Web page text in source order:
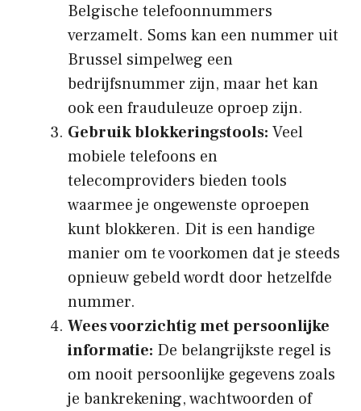
Belgische telefoonnummers
verzamelt. Soms kan een nummer uit
Brussel simpelweg een
bedrijfsnummer zijn, maar het kan
ook een frauduleuze oproep zijn.
Gebruik blokkeringstools: Veel
mobiele telefoons en
telecomproviders bieden tools
waarmee je ongewenste oproepen
kunt blokkeren. Dit is een handige
manier om te voorkomen dat je steeds
opnieuw gebeld wordt door hetzelfde
nummer.
Wees voorzichtig met persoonlijke
informatie: De belangrijkste regel is
om nooit persoonlijke gegevens zoals
je bankrekening, wachtwoorden of